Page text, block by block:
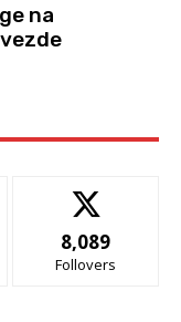
na
8,089
Follovers